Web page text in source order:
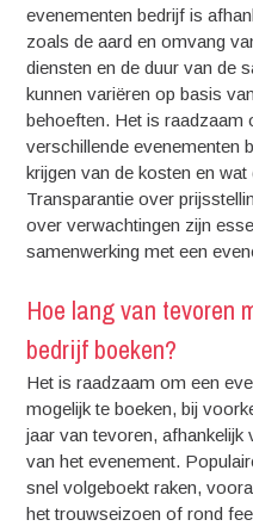
evenementen bedrijf is
zoals de aard en omvang
diensten en de duur van de
kunnen variëren op basis
behoeften. Het is raadzaam
verschillende evenementen
krijgen van de kosten en wat
Transparantie over
over verwachtingen zijn
samenwerking met een
Hoe lang van tevoren
bedrijf boeken?
Het is raadzaam om een
mogelijk te boeken, bij
jaar van tevoren,
van het evenement.
snel volgeboekt raken,
het trouwseizoen of rond